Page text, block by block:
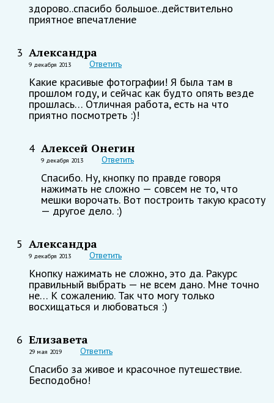
здорово..спасибо большое..действительно
приятное впечатление
3 Александра
9 декабря 2013 Ответить
Какие красивые фотографии! Я была там в
прошлом году, и сейчас как будто опять везде
прошлась… Отличная работа, есть на что
приятно посмотреть :)!
4 Алексей Онегин
9 декабря 2013 Ответить
Спасибо. Ну, кнопку по правде говоря
нажимать не сложно — совсем не то, что
мешки ворочать. Вот построить такую красоту
— другое дело. :)
5 Александра
9 декабря 2013 Ответить
Кнопку нажимать не сложно, это да. Ракурс
правильный выбрать — не всем дано. Мне точно
не… К сожалению. Так что могу только
восхищаться и любоваться :)
6 Елизавета
29 мая 2019 Ответить
Спасибо за живое и красочное путешествие.
Бесподобно!